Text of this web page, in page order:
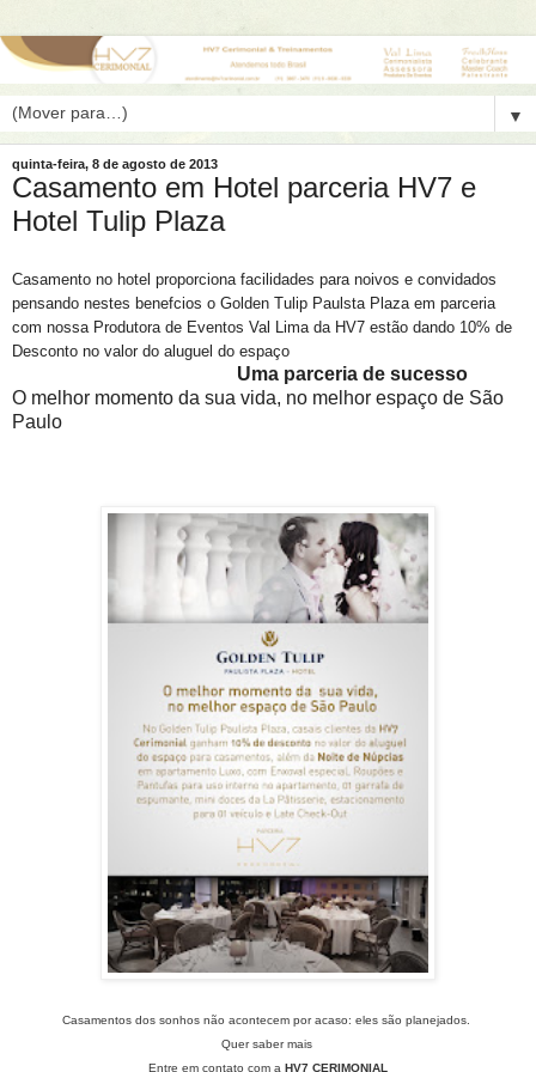
▼
quinta-feira, 8 de agosto de 2013
Casamento em Hotel parceria HV7 e
Hotel Tulip Plaza
Casamento no hotel proporciona facilidades para noivos e convidados
pensando nestes benefcios o Golden Tulip Paulsta Plaza em parceria
com nossa Produtora de Eventos Val Lima da HV7 estão dando 10% de
Desconto no valor do aluguel do espaço
Uma parceria de sucesso
O melhor momento da sua vida, no melhor espaço de São
Paulo
Casamentos dos sonhos não acontecem por acaso: eles são planejados.
Quer saber mais
Entre em contato com a HV7 CERIMONIAL